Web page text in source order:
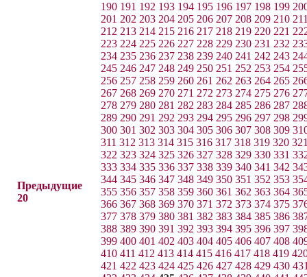
Предыдущие
20
190 191 192 193 194 195 196 197 198 199
201 202 203 204 205 206 207 208 209 210
212 213 214 215 216 217 218 219 220 221
223 224 225 226 227 228 229 230 231 232
234 235 236 237 238 239 240 241 242 243
245 246 247 248 249 250 251 252 253 254
256 257 258 259 260 261 262 263 264 265
267 268 269 270 271 272 273 274 275 276
278 279 280 281 282 283 284 285 286 287
289 290 291 292 293 294 295 296 297 298
300 301 302 303 304 305 306 307 308 309
311 312 313 314 315 316 317 318 319 320
322 323 324 325 326 327 328 329 330 331
333 334 335 336 337 338 339 340 341 342
344 345 346 347 348 349 350 351 352 353
355 356 357 358 359 360 361 362 363 364
366 367 368 369 370 371 372 373 374 375
377 378 379 380 381 382 383 384 385 386
388 389 390 391 392 393 394 395 396 397
399 400 401 402 403 404 405 406 407 408
410 411 412 413 414 415 416 417 418 419
421 422 423 424 425 426 427 428 429 430